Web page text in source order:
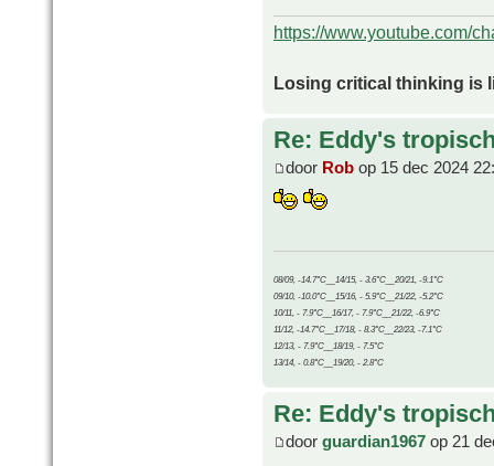
https://www.youtube.com/
Losing critical thinking is
Re: Eddy's
door Rob op 15 dec 2024
08/09, -14.7°C__14/15, - 3.6°C__20/21, -9.1°C
09/10, -10.0°C__15/16, - 5.9°C__21/22, -5.2°C
10/11, - 7.9°C__16/17, - 7.9°C__21/22, -6.9°C
11/12, -14.7°C__17/18, - 8.3°C__22/23, -7.1°C
12/13, - 7.9°C__18/19, - 7.5°C
13/14, - 0.8°C__19/20, - 2.8°C
Re: Eddy's
door guardian1967 op 21